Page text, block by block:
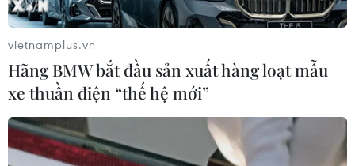
nhà, 150 phần quà) đã được trao cho các hộ gia đình
có hoàn cảnh đặc biệt khó khăn tại khu vực biên giới
Việt Nam-Campuchia.
vietnamplus.vn
Hãng BMW bắt đầu sản xuất hàng loạt mẫu
xe thuần điện “thế hệ mới”